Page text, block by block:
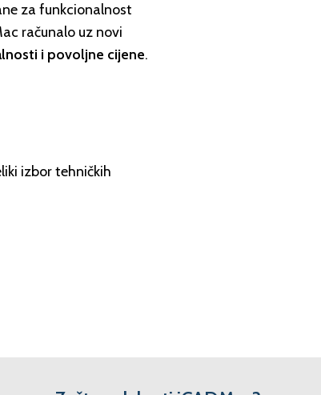
za funkcionalnost
računalo uz novi
i povoljne cijene.
izbor tehničkih